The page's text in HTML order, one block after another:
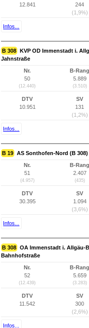
12.841
244
(1,9%)
Infos...
B 308 KVP OD Immenstadt i.
Jahnstraße
Nr.
50
(12.440)
B-Rang
5.889
(3.510)
DTV
10.951
SV
131
(1,2%)
Infos...
B 19 AS Sonthofen-Nord (B
Nr.
51
(4.957)
B-Rang
2.407
(435)
DTV
30.395
SV
1.094
(3,6%)
Infos...
B 308 OA Immenstadt i. Allgäu-
Bahnhofstraße
Nr.
52
(12.439)
B-Rang
5.659
(3.283)
DTV
11.542
SV
300
(2,6%)
Infos...